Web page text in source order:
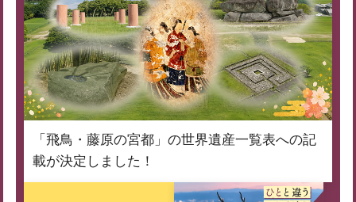
「飛鳥・藤原の宮都」の世界遺産一覧表への記
載が決定しました！